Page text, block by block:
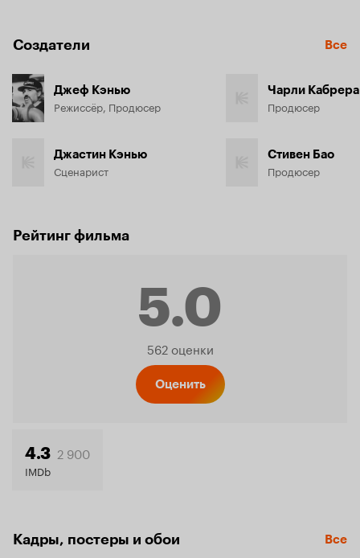
Создатели Все
Джеф Кэнью
Режиссёр, Продюсер
Джастин Кэнью
Сценарист
Чарли Кабрера
Продюсер
Стивен Бао
Продюсер
Рейтинг фильма
5.0
Рейтинг
562 оценки
Оценить
4.3 2 900
IMDb
Кадры, постеры и обои Все